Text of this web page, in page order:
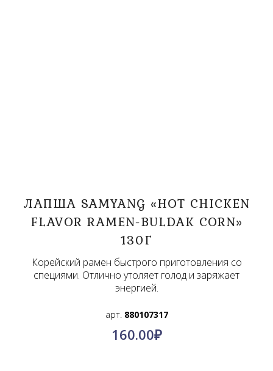
ЛАПША SAMYANG «HOT CHICKEN
FLAVOR RAMEN-BULDAK CORN»
130Г
Корейский рамен быстрого приготовления со
специями. Отлично утоляет голод и заряжает
энергией.
арт. 880107317
160.00₽